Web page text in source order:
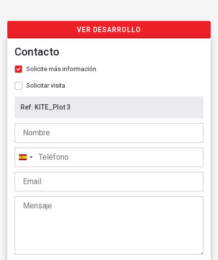
VER DESARROLLO
Contacto
Solicite más información
Solicitar visita
España
+34